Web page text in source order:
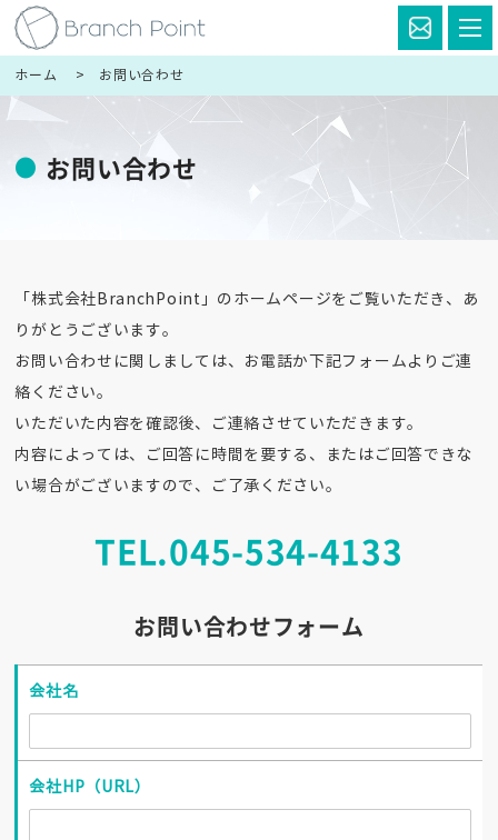
ホーム お問い合わせ
お問い合わせ
「株式会社BranchPoint」のホームページをご覧いただき、あ
りがとうございます。
お問い合わせに関しましては、お電話か下記フォームよりご連
絡ください。
いただいた内容を確認後、ご連絡させていただきます。
内容によっては、ご回答に時間を要する、またはご回答できな
い場合がございますので、ご了承ください。
TEL.045-534-4133
お問い合わせフォーム
会社名
会社HP（URL）